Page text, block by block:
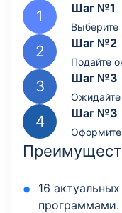
Шаг №1
Шаг №2
Подайте
Шаг №3
Ожидайте
Шаг №3
Оформите
16
программами.